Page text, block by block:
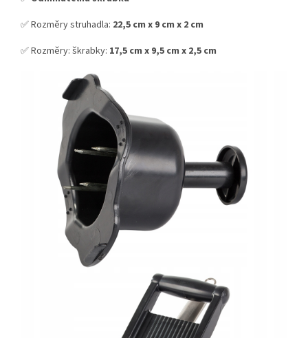
✅ Rozměry struhadla: 22,5 cm x 9 cm x 2 cm
✅ Rozměry: škrabky: 17,5 cm x 9,5 cm x 2,5 cm